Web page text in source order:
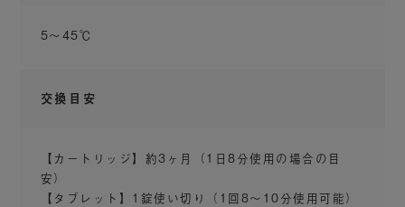
※ 一般的なシャワーとの比較（フェイスミストモード時）
I-ne調べ
5〜45℃​
交換目安
【カートリッジ】約3ヶ月（1日8分使用の場合の目
安）
【タブレット】1錠使い切り（1回8〜10分使用可能）